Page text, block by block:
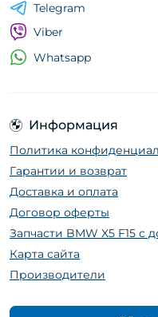
Информация
Политика
Гарантии и возврат
Доставка и оплата
Договор оферты
Запчасти BMW X5 F15 с
Карта сайта
Производители
Telegram
Viber
Whatsapp